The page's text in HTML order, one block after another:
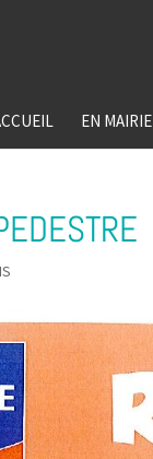
EN MAIRIE